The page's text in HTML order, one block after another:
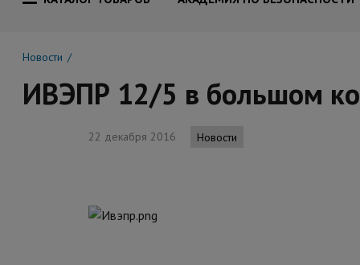
Новости
ИВЭПР 12/5 в большом
22 декабря 2016 Новости